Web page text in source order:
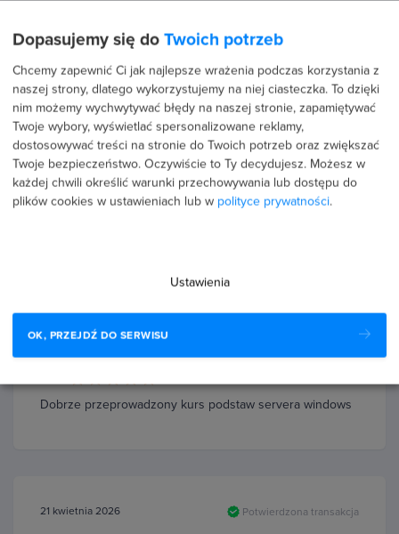
18 lipca 2026 Potwierdzona transakcja
Marcin Sobieraj
PROFIL PUBLICZNY
5.0
Wszystko co potrzebne do opanowania podstaw
Windows Server :-)
Kacper Łoziński
Dobrze przeprowadzony kurs podstaw servera windows
21 kwietnia 2026 Potwierdzona transakcja
Dopasujemy się do Twoich potrzeb
Chcemy zapewnić Ci jak najlepsze wrażenia podczas korzystania z
naszej strony, dlatego wykorzystujemy na niej ciasteczka. To dzięki
nim możemy wychwytywać błędy na naszej stronie, zapamiętywać
Twoje wybory, wyświetlać spersonalizowane reklamy,
dostosowywać treści na stronie do Twoich potrzeb oraz zwiększać
Twoje bezpieczeństwo. Oczywiście to Ty decydujesz. Możesz w
każdej chwili określić warunki przechowywania lub dostępu do
plików cookies w ustawieniach lub w polityce prywatności.
Ustawienia
OK, PRZEJDŹ DO SERWISU